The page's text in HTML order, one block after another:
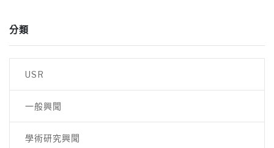
分類
USR
一般興聞
學術研究興聞